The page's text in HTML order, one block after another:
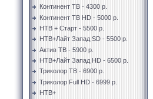
Континент ТВ - 4300 р.
Континент ТВ HD - 5000 р.
НТВ + Старт - 5500 р.
НТВ+Лайт Запад SD - 5500 р.
Актив ТВ - 5900 р.
НТВ+Лайт Запад HD - 6500 р.
Триколор ТВ - 6900 р.
Триколор Full HD - 6999 р.
НТВ+